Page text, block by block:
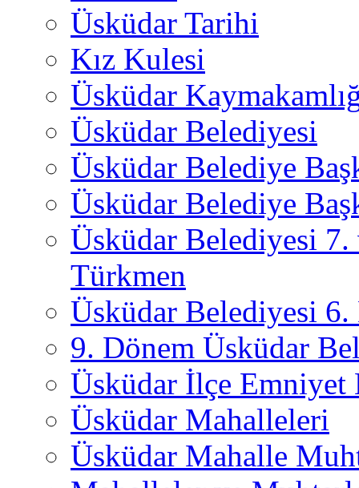
Üsküdar Tarihi
Kız Kulesi
Üsküdar
Üsküdar Belediyesi
Üsküdar Belediye
Üsküdar Belediye
Üsküdar Belediyesi
Türkmen
Üsküdar Belediyesi 6.
9. Dönem Üsküdar
Üsküdar İlçe
Üsküdar Mahalleleri
Üsküdar Mahalle